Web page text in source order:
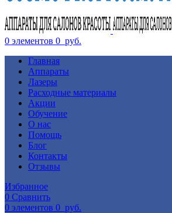
0 элементов 0 руб.
Главная
Аппараты
Лазеры
Расходные материалы
Акции
Обучение
О нас
Помощь
Блог
Контакты
Отзывы
Избранное
0 Сравнить
0 элементов 0 руб.